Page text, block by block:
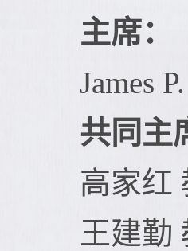
主席：
James
共同主
高家红
王建勤